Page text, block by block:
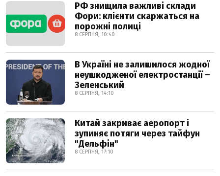
РФ знищила важливі склади
Фори: клієнти скаржаться на
порожні полиці
8 СЕРПНЯ, 10:40
В Україні не залишилося жодної
неушкодженої електростанції –
Зеленський
8 СЕРПНЯ, 14:10
Китай закриває аеропорт і
зупиняє потяги через тайфун
"Дельфін"
8 СЕРПНЯ, 17:10